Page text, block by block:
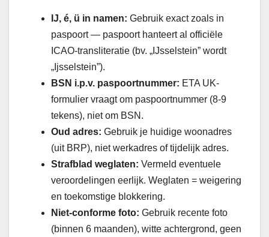
IJ, é, ü in namen: Gebruik exact zoals in
paspoort — paspoort hanteert al officiële
ICAO-transliteratie (bv. „IJsselstein” wordt
„Ijsselstein”).
BSN i.p.v. paspoortnummer: ETA UK-
formulier vraagt om paspoortnummer (8-9
tekens), niet om BSN.
Oud adres: Gebruik je huidige woonadres
(uit BRP), niet werkadres of tijdelijk adres.
Strafblad weglaten: Vermeld eventuele
veroordelingen eerlijk. Weglaten = weigering
en toekomstige blokkering.
Niet-conforme foto: Gebruik recente foto
(binnen 6 maanden), witte achtergrond, geen